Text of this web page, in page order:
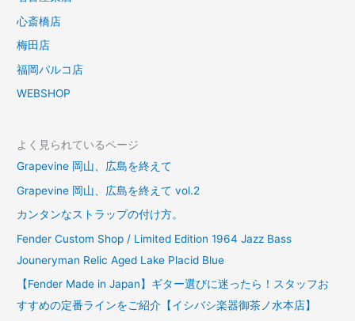
心斎橋店
梅田店
福岡パルコ店
WEBSHOP
よく見られているページ
Grapevine 岡山、広島を終えて
Grapevine 岡山、広島を終えて vol.2
カンタンなストラップの付け方。
Fender Custom Shop / Limited Edition 1964 Jazz Bass
Jouneryman Relic Aged Lake Placid Blue
【Fender Made in Japan】ギター選びに迷ったら！スタッフお
すすめの定番ラインをご紹介【イシバシ楽器御茶ノ水本店】